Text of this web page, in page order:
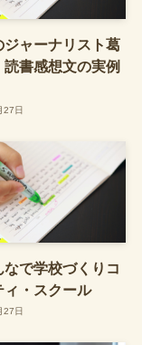
ジャーナリスト葛
書感想文の実例
27日
なで学校づくりコ
ィ・スクール
27日